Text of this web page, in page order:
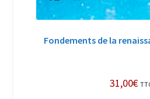
Fondements de la
31,00€